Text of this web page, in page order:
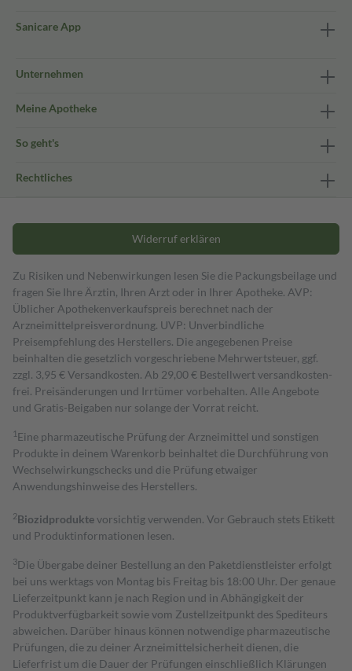
Sanicare App
Unternehmen
Meine Apotheke
So geht's
Rechtliches
Widerruf erklären
Zu Risiken und Nebenwirkungen lesen Sie die Packungsbeilage und
fragen Sie Ihre Ärztin, Ihren Arzt oder in Ihrer Apotheke. AVP:
Üblicher Apothekenverkaufspreis berechnet nach der
Arzneimittelpreisverordnung. UVP: Unverbindliche
Preisempfehlung des Herstellers. Die angegebenen Preise
beinhalten die gesetzlich vorgeschriebene Mehrwertsteuer, ggf.
zzgl. 3,95 € Versandkosten. Ab 29,00 € Bestell­wert versand­kosten­
frei. Preisänderungen und Irrtümer vorbehalten. Alle Angebote
und Gratis-Beigaben nur solange der Vorrat reicht.
1 Eine pharmazeutische Prüfung der Arzneimittel und sonstigen
Produkte in deinem Warenkorb beinhaltet die Durchführung von
Wechselwirkungschecks und die Prüfung etwaiger
Anwendungshinweise des Herstellers.
2Biozidproduktevorsichtig verwenden. Vor Gebrauch stets Etikett
und Produktinformationen lesen.
3Die Übergabe deiner Bestellung an den Paketdienstleister erfolgt
bei uns werktags von Montag bis Freitag bis 18:00 Uhr. Der genaue
Lieferzeitpunkt kann je nach Region und in Abhängigkeit der
Produktverfügbarkeit sowie vom Zustellzeitpunkt des Spediteurs
abweichen. Darüber hinaus können notwendige pharmazeutische
Prüfungen, die zu deiner Arzneimittelsicherheit dienen, die
Lieferfrist um die Dauer der Prüfungen einschließlich Klärungen